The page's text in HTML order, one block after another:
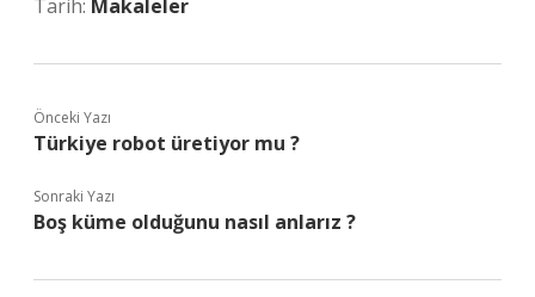
Tarih: Makaleler
Önceki Yazı
Türkiye robot üretiyor mu ?
Sonraki Yazı
Boş küme olduğunu nasıl anlarız ?